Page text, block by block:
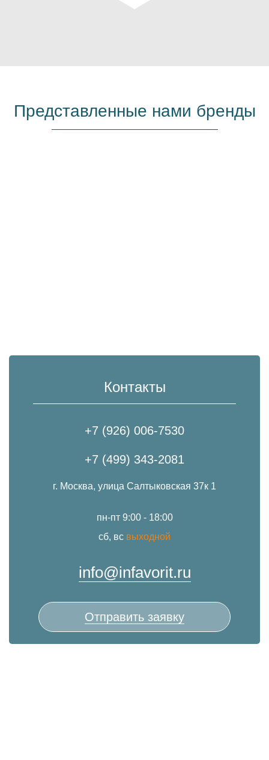
Представленные нами бренды
Контакты
+7 (926) 006-7530
+7 (499) 343-2081
г. Москва, улица Салтыковская 37к 1
пн-пт 9:00 - 18:00
сб, вс выходной
info@infavorit.ru
Отправить заявку